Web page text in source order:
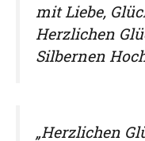
mit Liebe,
Herzlichen
Silbernen
„Herzlichen